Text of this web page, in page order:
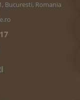
Bucuresti, Romania